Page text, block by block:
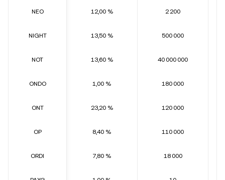
NEO
NIGHT
NOT
ONDO
ONT
OP
ORDI
12,00 % 2 200
13,50 % 500 000
13,60 % 40 000 000
1,00 % 180 000
23,20 % 120 000
8,40 % 110 000
7,80 % 18 000